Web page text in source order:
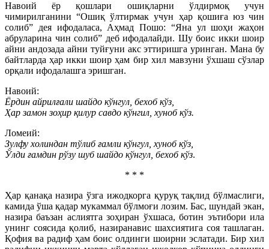
Навоий ёр қошлари ошиқларни ўлдирмоқ учун
чимирилганини “Ошиқ ўлтирмак учун ҳар қошиға юз чин
солиб” дея ифодаласа, Аҳмад Пошо: “Яна ул шоҳи жаҳон
абруларина чин солиб” деб ифодалайди. Шу боис икки шоир
айни андозада айни туйғуни акс эттиришга уринган. Мана бу
байтларда ҳар икки шоир ҳам бир хил мавзуни ўхшаш сўзлар
орқали ифодалашга эришган.
Навоий:
Ёрдин айрилғали шайдо кўнгул, бехоб кўз,
Ҳар замон зоҳир қилур савдо кўнгил, хуноб кўз.
Ломеий:
Зулфу холиндан тўлиб ғамли кўнгул, хуноб кўз,
Ўлди ғамдин рўзу шуб шайдо кўнгул, бехоб кўз.
* * *
Ҳар қанақа назира ўзга ижодкорга қуруқ тақлид бўлмаслиги,
камида ўша қадар мукаммал бўлмоғи лозим. Бас, шундай экан,
назира баъзан аслиятга зоҳиран ўхшаса, ботин эътибори ила
унинг соясида қолиб, назиранавис шахсиятига соя ташлаган.
Қофия ва радиф ҳам боис олдинги шоирни эслатади. Бир хил